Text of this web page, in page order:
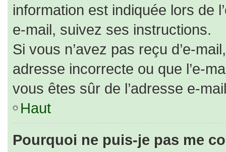
information est indiquée lors de
e-mail, suivez ses instructions.
Si vous n’avez pas reçu d’e-
adresse incorrecte ou que l’e-
vous êtes sûr de l’adresse e-
Haut
Pourquoi ne puis-je pas me